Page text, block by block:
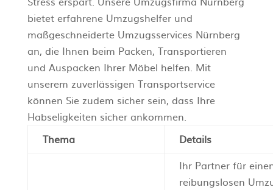
bietet erfahrene Umzugshelfer und
maßgeschneiderte Umzugsservices Nürnberg
an, die Ihnen beim Packen, Transportieren
und Auspacken Ihrer Möbel helfen. Mit
unserem zuverlässigen Transportservice
können Sie zudem sicher sein, dass Ihre
Habseligkeiten sicher ankommen.
Thema
Details
Ihr Partner für
reibungslosen